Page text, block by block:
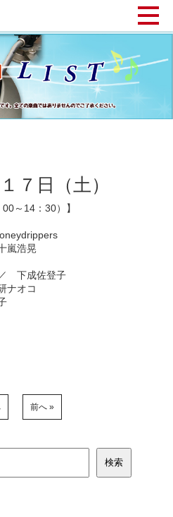
７日（土）
～14：30）】
嵐浩晃
下成佐登子
オコ
前へ »